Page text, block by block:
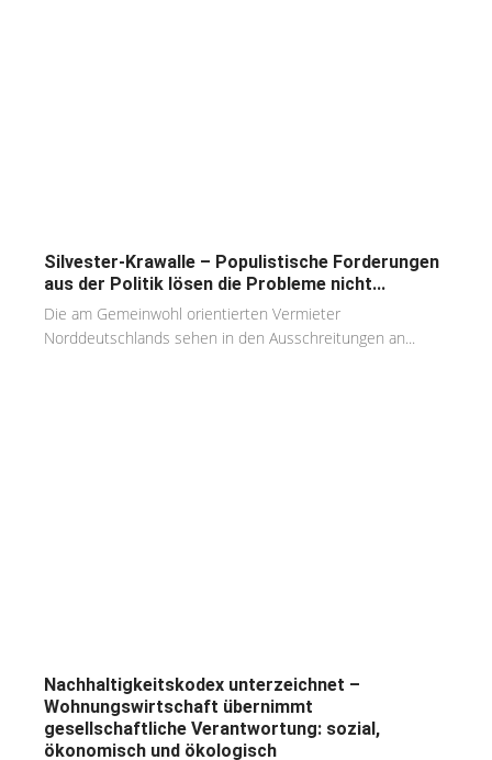
Silvester-Krawalle – Populistische Forderungen
aus der Politik lösen die Probleme nicht...
Die am Gemeinwohl orientierten Vermieter
Norddeutschlands sehen in den Ausschreitungen an...
Nachhaltigkeitskodex unterzeichnet –
Wohnungswirtschaft übernimmt
gesellschaftliche Verantwortung: sozial,
ökonomisch und ökologisch